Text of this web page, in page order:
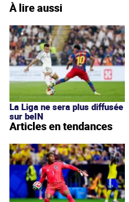
À lire aussi
La Liga ne sera plus diffusée
sur beIN
Articles en tendances